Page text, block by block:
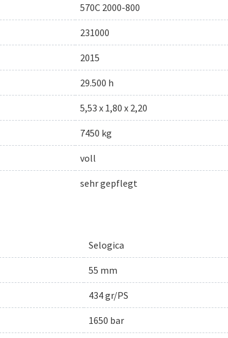
570C 2000-800
231000
2015
29.500 h
5,53 x 1,80 x 2,20
7450 kg
voll
sehr gepflegt
Selogica
55 mm
434 gr/PS
1650 bar